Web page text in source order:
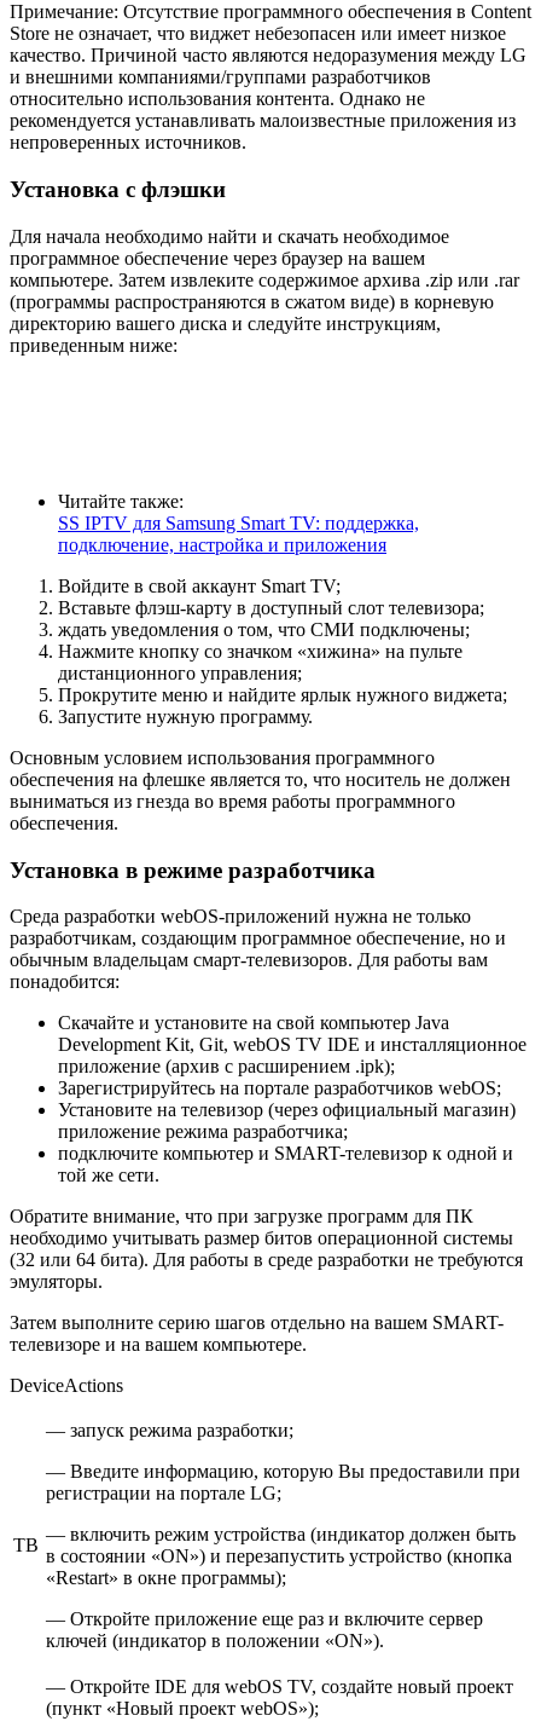
Примечание: Отсутствие программного обеспечения в Content
Store не означает, что виджет небезопасен или имеет низкое
качество. Причиной часто являются недоразумения между LG
и внешними компаниями/группами разработчиков
относительно использования контента. Однако не
рекомендуется устанавливать малоизвестные приложения из
непроверенных источников.
Установка с флэшки
Для начала необходимо найти и скачать необходимое
программное обеспечение через браузер на вашем
компьютере. Затем извлеките содержимое архива .zip или .rar
(программы распространяются в сжатом виде) в корневую
директорию вашего диска и следуйте инструкциям,
приведенным ниже:
Читайте также:
SS IPTV для Samsung Smart TV: поддержка,
подключение, настройка и приложения
Войдите в свой аккаунт Smart TV;
Вставьте флэш-карту в доступный слот телевизора;
ждать уведомления о том, что СМИ подключены;
Нажмите кнопку со значком «хижина» на пульте
дистанционного управления;
Прокрутите меню и найдите ярлык нужного виджета;
Запустите нужную программу.
Основным условием использования программного
обеспечения на флешке является то, что носитель не должен
выниматься из гнезда во время работы программного
обеспечения.
Установка в режиме разработчика
Среда разработки webOS-приложений нужна не только
разработчикам, создающим программное обеспечение, но и
обычным владельцам смарт-телевизоров. Для работы вам
понадобится:
Скачайте и установите на свой компьютер Java
Development Kit, Git, webOS TV IDE и инсталляционное
приложение (архив с расширением .ipk);
Зарегистрируйтесь на портале разработчиков webOS;
Установите на телевизор (через официальный магазин)
приложение режима разработчика;
подключите компьютер и SMART-телевизор к одной и
той же сети.
Обратите внимание, что при загрузке программ для ПК
необходимо учитывать размер битов операционной системы
(32 или 64 бита). Для работы в среде разработки не требуются
эмуляторы.
Затем выполните серию шагов отдельно на вашем SMART-
телевизоре и на вашем компьютере.
DeviceActions
ТВ
— запуск режима разработки;
— Введите информацию, которую Вы предоставили при
регистрации на портале LG;
— включить режим устройства (индикатор должен быть
в состоянии «ON») и перезапустить устройство (кнопка
«Restart» в окне программы);
— Откройте приложение еще раз и включите сервер
ключей (индикатор в положении «ON»).
— Откройте IDE для webOS TV, создайте новый проект
(пункт «Новый проект webOS»);